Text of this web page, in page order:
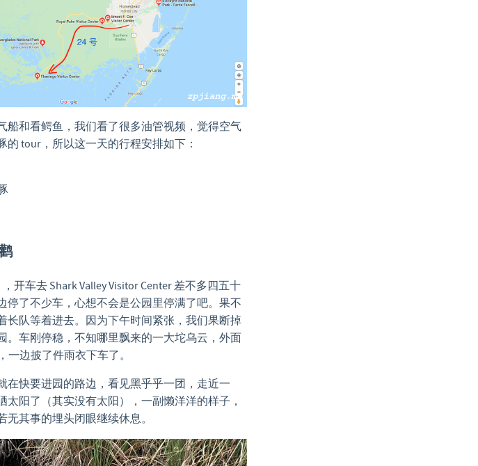
和看鳄鱼，我们看了很多油管视频，觉得空气
tour，所以这一天的行程安排如下：
开车去 Shark Valley Visitor Center 差不多四五十
了不少车，心想不会是公园里停满了吧。果不
队等着进去。因为下午时间紧张，我们果断掉
车刚停稳，不知哪里飘来的一大坨乌云，外面
边披了件雨衣下车了。
快要进园的路边，看见黑乎乎一团，走近一
阳了（其实没有太阳），一副懒洋洋的样子，
其事的埋头闭眼继续休息。